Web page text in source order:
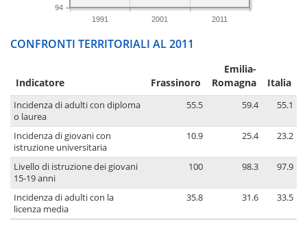
1991 2001 2011
94
CONFRONTI TERRITORIALI AL 2011
Indicatore Frassinoro
Emilia-
Romagna
Italia
Incidenza di adulti con diploma
o laurea
55.5 59.4 55.1
Incidenza di giovani con
istruzione universitaria
10.9 25.4 23.2
Livello di istruzione dei giovani
15-19 anni
100 98.3 97.9
Incidenza di adulti con la
licenza media
35.8 31.6 33.5